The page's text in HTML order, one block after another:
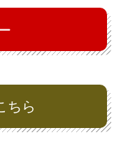
ちら